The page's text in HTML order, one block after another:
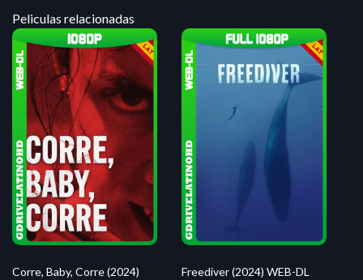
Peliculas relacionadas
Corre, Baby, Corre (2024) Freediver (2024) WEB-DL